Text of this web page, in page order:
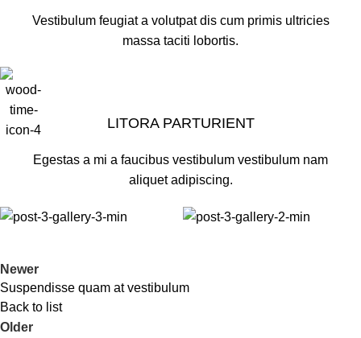
Vestibulum feugiat a volutpat dis cum primis ultricies
massa taciti lobortis.
LITORA PARTURIENT
Egestas a mi a faucibus vestibulum vestibulum nam
aliquet adipiscing.
Newer
Suspendisse quam at vestibulum
Back to list
Older